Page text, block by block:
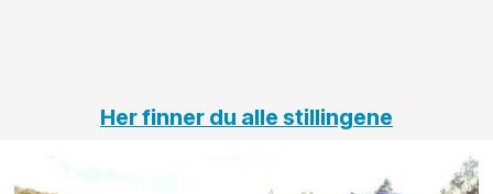
Her finner du alle stillingene